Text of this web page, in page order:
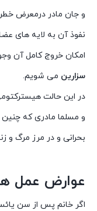
و جان مادر درمعرض
نفوذ آن به لایه های
امکان خروج کامل آن
سزارین می شویم.
در این حالت
و مسلما مادری که
بحرانی و در مرز مرگ و
عوارض عمل
اگر خانم پس از سن